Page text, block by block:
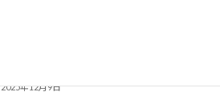
2025年12月9日